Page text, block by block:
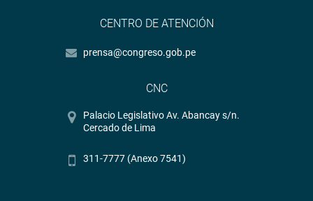
CENTRO DE ATENCIÓN
prensa@congreso.gob.pe
CNC
Palacio Legislativo Av. Abancay s/n.
Cercado de Lima
311-7777 (Anexo 7541)